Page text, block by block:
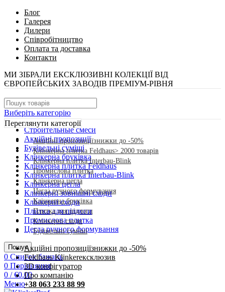
Блог
Галерея
Дилери
Співробітництво
Оплата та доставка
Контакти
МИ ЗІБРАЛИ ЕКСКЛЮЗИВНІ КОЛЕКЦІЇ ВІД
ЄВРОПЕЙСЬКИХ ЗАВОДІВ ПРЕМІУМ-РІВНЯ
Виберіть категорію
Cтроительные смеси
Акційні пропозиції
Будівельні суміші
Клінкерна бруківка
Клінкерна плитка Feldhaus
Клінкерна плитка Interbau-Blink
Клінкерна цегла
Клінкерні зовнішні сходи
Клінкерні сходи
Плитка для підлоги
Промислова плитка
Цегла ручного формування
Пошук
0 Список бажань
0 Порівняння
0 / €0.00
Меню
Переглянути категорії
Акційні пропозиціїзнижки до -50%
Клінкерна плитка Feldhaus> 2000 товарів
Клінкерна плитка Interbau-Blink
Промислова плитка
Клінкерна цегла
Цегла ручного формування
Клінкерна бруківка
Плитка для підлоги
Клінкерні сходи
Будівельні суміші
Акційні пропозиціїзнижки до -50%
Feldhaus Klinkereксклюзив
3D конфігуратор
Про компанію
+38 063 233 88 99